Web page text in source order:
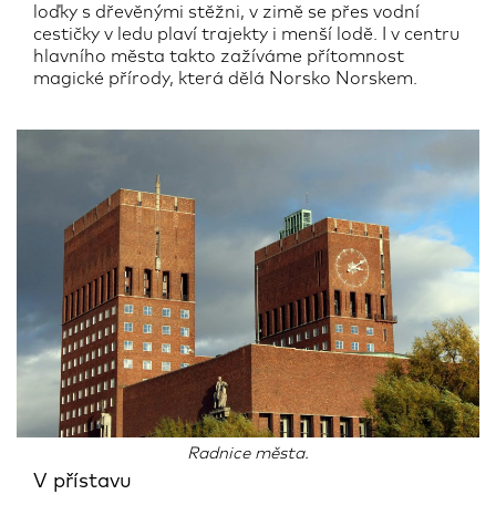
loďky s dřevěnými stěžni, v zimě se přes vodní
cestičky v ledu plaví trajekty i menší lodě. I v centru
hlavního města takto zažíváme přítomnost
magické přírody, která dělá Norsko Norskem.
Radnice města.
V přístavu